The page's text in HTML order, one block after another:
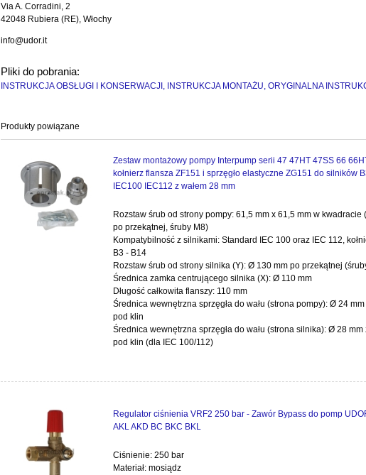
Via A. Corradini, 2
42048 Rubiera (RE), Włochy
info@udor.it
Pliki do pobrania:
INSTRUKCJA OBSŁUGI I KONSERWACJI, INSTRUKCJA MONTAŻU, ORYGINALNA
Produkty powiązane
Zestaw montażowy pompy Interpump serii 47 47HT 47SS 66
kołnierz flansza ZF151 i sprzęgło elastyczne ZG151 do silników
IEC100 IEC112 z wałem 28 mm
Rozstaw śrub od strony pompy: 61,5 mm x 61,5 mm w kwadracie
po przekątnej, śruby M8)
Kompatybilność z silnikami: Standard IEC 100 oraz IEC 112,
B3 - B14
Rozstaw śrub od strony silnika (Y): Ø 130 mm po przekątnej
Średnica zamka centrującego silnika (X): Ø 110 mm
Długość całkowita flanszy: 110 mm
Średnica wewnętrzna sprzęgła do wału (strona pompy): Ø 24 mm
pod klin
Średnica wewnętrzna sprzęgła do wału (strona silnika): Ø 28 mm
pod klin (dla IEC 100/112)
Regulator ciśnienia VRF2 250 bar - Zawór Bypass do pomp
AKL AKD BC BKC BKL
Ciśnienie: 250 bar
Materiał: mosiądz